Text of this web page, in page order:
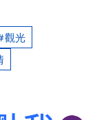
觀光